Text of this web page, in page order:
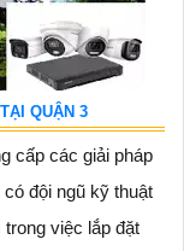
QUẬN 3
cấp các giải pháp
đội ngũ kỹ thuật
việc lắp đặt